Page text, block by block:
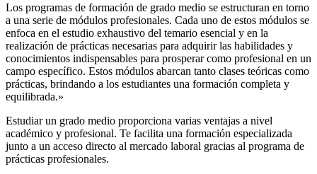
Los programas de formación de grado medio se estructuran en torno
a una serie de módulos profesionales. Cada uno de estos módulos se
enfoca en el estudio exhaustivo del temario esencial y en la
realización de prácticas necesarias para adquirir las habilidades y
conocimientos indispensables para prosperar como profesional en un
campo específico. Estos módulos abarcan tanto clases teóricas como
prácticas, brindando a los estudiantes una formación completa y
equilibrada.»
Estudiar un grado medio proporciona varias ventajas a nivel
académico y profesional. Te facilita una formación especializada
junto a un acceso directo al mercado laboral gracias al programa de
prácticas profesionales.